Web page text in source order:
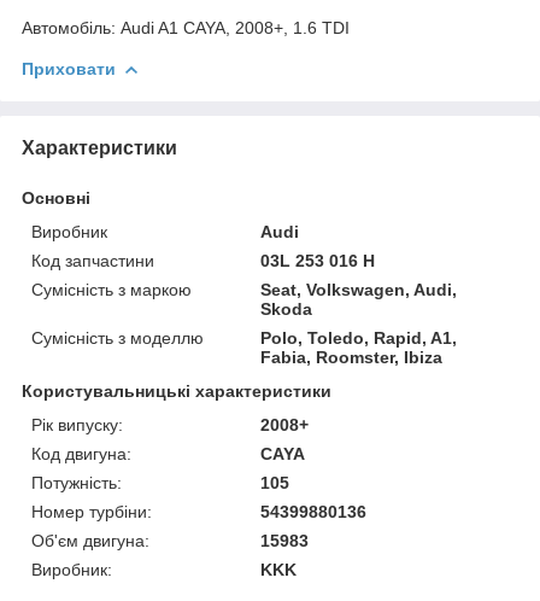
Автомобіль: Audi A1 CAYA, 2008+, 1.6 TDI
Приховати
Характеристики
Основні
Виробник
Audi
Код запчастини
03L 253 016 H
Сумісність з маркою
Seat, Volkswagen, Audi,
Skoda
Сумісність з моделлю
Polo, Toledo, Rapid, A1,
Fabia, Roomster, Ibiza
Користувальницькі характеристики
Рік випуску:
2008+
Код двигуна:
CAYA
Потужність:
105
Номер турбіни:
54399880136
Об'єм двигуна:
15983
Виробник:
KKK